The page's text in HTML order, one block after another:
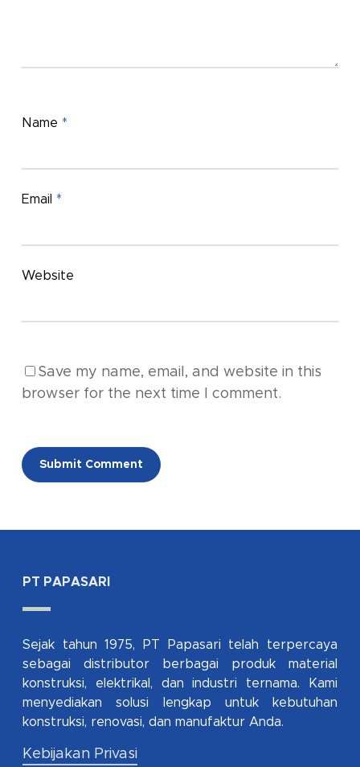
Name *
Email *
Website
Save my name, email, and website in this
browser for the next time I comment.
PT PAPASARI
Sejak tahun 1975, PT Papasari telah terpercaya
sebagai distributor berbagai produk material
konstruksi, elektrikal, dan industri ternama. Kami
menyediakan solusi lengkap untuk kebutuhan
konstruksi, renovasi, dan manufaktur Anda.
Kebijakan Privasi